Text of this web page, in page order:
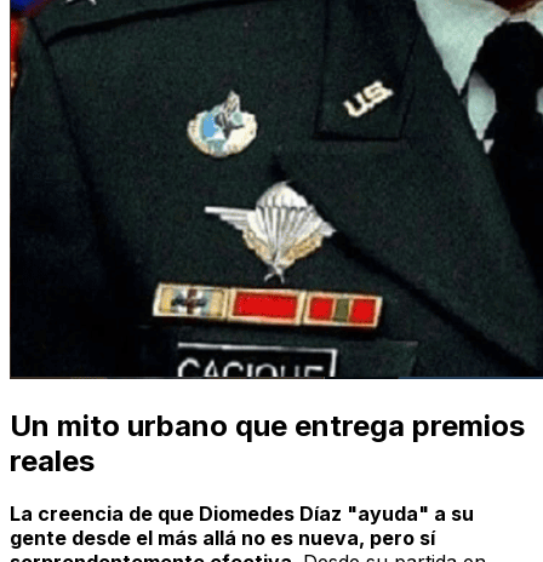
Un mito urbano que entrega premios
reales
La creencia de que Diomedes Díaz "ayuda" a su
gente desde el más allá no es nueva, pero sí